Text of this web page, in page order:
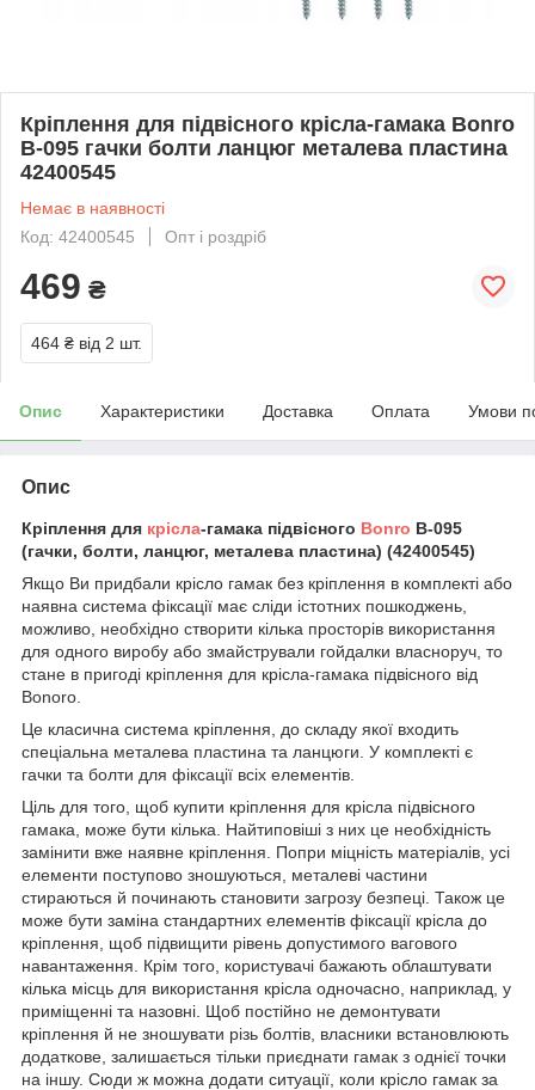
Кріплення для підвісного крісла-гамака Bonro
B-095 гачки болти ланцюг металева пластина
42400545
Немає в наявності
Код: 42400545
Опт і роздріб
469 ₴
464 ₴ від 2 шт.
Опис Характеристики Доставка Оплата Умови
Опис
Кріплення для крісла-гамака підвісного Bonro B-095
(гачки, болти, ланцюг, металева пластина) (42400545)
Якщо Ви придбали крісло гамак без кріплення в комплекті або
наявна система фіксації має сліди істотних пошкоджень,
можливо, необхідно створити кілька просторів використання
для одного виробу або змайстрували гойдалки власноруч, то
стане в пригоді кріплення для крісла-гамака підвісного від
Bonoro.
Це класична система кріплення, до складу якої входить
спеціальна металева пластина та ланцюги. У комплекті є
гачки та болти для фіксації всіх елементів.
Ціль для того, щоб купити кріплення для крісла підвісного
гамака, може бути кілька. Найтиповіші з них це необхідність
замінити вже наявне кріплення. Попри міцність матеріалів, усі
елементи поступово зношуються, металеві частини
стираються й починають становити загрозу безпеці. Також це
може бути заміна стандартних елементів фіксації крісла до
кріплення, щоб підвищити рівень допустимого вагового
навантаження. Крім того, користувачі бажають облаштувати
кілька місць для використання крісла одночасно, наприклад, у
приміщенні та назовні. Щоб постійно не демонтувати
кріплення й не зношувати різь болтів, власники встановлюють
додаткове, залишається тільки приєднати гамак з однієї точки
на іншу. Сюди ж можна додати ситуації, коли крісло гамак за